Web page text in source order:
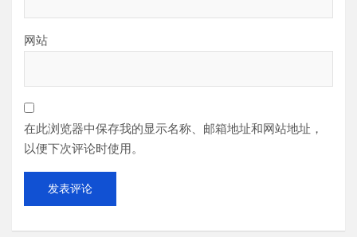
网站
在此浏览器中保存我的显示名称、邮箱地址和网站地址，
以便下次评论时使用。